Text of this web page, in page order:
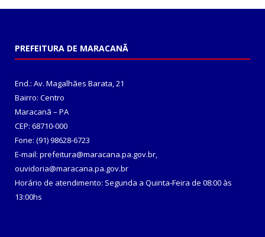
PREFEITURA DE MARACANÃ
End.: Av. Magalhães Barata, 21
Bairro: Centro
Maracanã – PA
CEP: 68710-000
Fone: (91) 98628-6723
E-mail: prefeitura@maracana.pa.gov.br,
ouvidoria@maracana.pa.gov.br
Horário de atendimento: Segunda a Quinta-Feira de 08:00 às
13:00hs